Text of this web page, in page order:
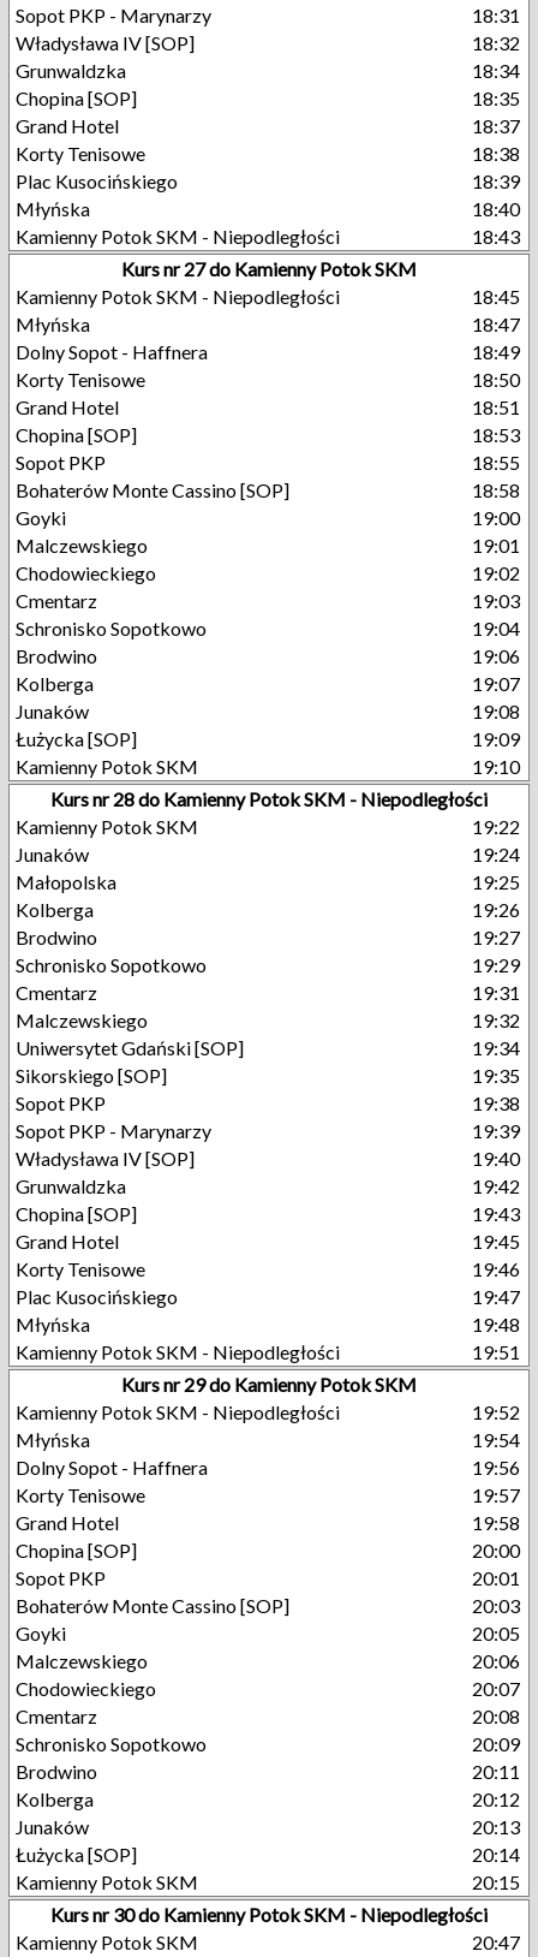
Sopot PKP - Marynarzy
18:31
Władysława IV [SOP]
18:32
Grunwaldzka
18:34
Chopina [SOP]
18:35
Grand Hotel
18:37
Korty Tenisowe
18:38
Plac Kusocińskiego
18:39
Młyńska
18:40
Kamienny Potok SKM - Niepodległości
18:43
Kurs nr 27 do Kamienny Potok SKM
Kamienny Potok SKM - Niepodległości
18:45
Młyńska
18:47
Dolny Sopot - Haffnera
18:49
Korty Tenisowe
18:50
Grand Hotel
18:51
Chopina [SOP]
18:53
Sopot PKP
18:55
Bohaterów Monte Cassino [SOP]
18:58
Goyki
19:00
Malczewskiego
19:01
Chodowieckiego
19:02
Cmentarz
19:03
Schronisko Sopotkowo
19:04
Brodwino
19:06
Kolberga
19:07
Junaków
19:08
Łużycka [SOP]
19:09
Kamienny Potok SKM
19:10
Kurs nr 28 do Kamienny Potok SKM - Niepodległości
Kamienny Potok SKM
19:22
Junaków
19:24
Małopolska
19:25
Kolberga
19:26
Brodwino
19:27
Schronisko Sopotkowo
19:29
Cmentarz
19:31
Malczewskiego
19:32
Uniwersytet Gdański [SOP]
19:34
Sikorskiego [SOP]
19:35
Sopot PKP
19:38
Sopot PKP - Marynarzy
19:39
Władysława IV [SOP]
19:40
Grunwaldzka
19:42
Chopina [SOP]
19:43
Grand Hotel
19:45
Korty Tenisowe
19:46
Plac Kusocińskiego
19:47
Młyńska
19:48
Kamienny Potok SKM - Niepodległości
19:51
Kurs nr 29 do Kamienny Potok SKM
Kamienny Potok SKM - Niepodległości
19:52
Młyńska
19:54
Dolny Sopot - Haffnera
19:56
Korty Tenisowe
19:57
Grand Hotel
19:58
Chopina [SOP]
20:00
Sopot PKP
20:01
Bohaterów Monte Cassino [SOP]
20:03
Goyki
20:05
Malczewskiego
20:06
Chodowieckiego
20:07
Cmentarz
20:08
Schronisko Sopotkowo
20:09
Brodwino
20:11
Kolberga
20:12
Junaków
20:13
Łużycka [SOP]
20:14
Kamienny Potok SKM
20:15
Kurs nr 30 do Kamienny Potok SKM - Niepodległości
Kamienny Potok SKM
20:47